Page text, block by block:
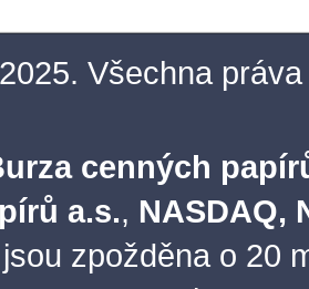
Všechna práva
cenných
a.s., NASDAQ,
zpožděna o 20